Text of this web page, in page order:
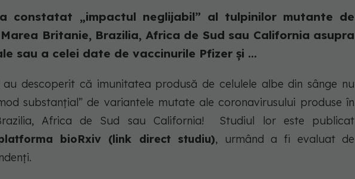
constatat „impactul neglijabil” al tulpinilor mutante de
Britanie, Brazilia, Africa de Sud sau California asupra
sau a celei date de vaccinurile Pfizer și ...
descoperit că imunitatea produsă de celulele albe din sânge nu
substanțial” de variantele mutate ale coronavirusului produse în
Africa de Sud sau California! Studiul lor este publicat
bioRxiv (link direct studiu), urmând a fi evaluat de